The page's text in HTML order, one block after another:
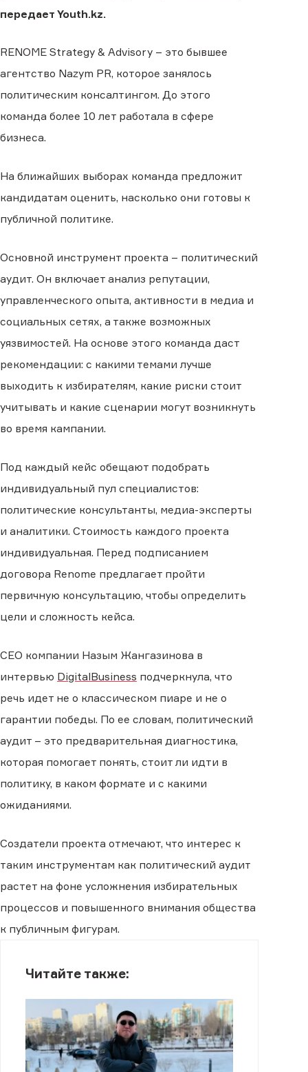
передает Youth.kz.
RENOME Strategy & Advisory – это бывшее
агентство Nazym PR, которое занялось
политическим консалтингом. До этого
команда более 10 лет работала в сфере
бизнеса.
На ближайших выборах команда предложит
кандидатам оценить, насколько они готовы к
публичной политике.
Основной инструмент проекта – политический
аудит. Он включает анализ репутации,
управленческого опыта, активности в медиа и
социальных сетях, а также возможных
уязвимостей. На основе этого команда даст
рекомендации: с какими темами лучше
выходить к избирателям, какие риски стоит
учитывать и какие сценарии могут возникнуть
во время кампании.
Под каждый кейс обещают подобрать
индивидуальный пул специалистов:
политические консультанты, медиа-эксперты
и аналитики. Стоимость каждого проекта
индивидуальная. Перед подписанием
договора Renome предлагает пройти
первичную консультацию, чтобы определить
цели и сложность кейса.
CEO компании Назым Жангазинова в
интервью DigitalBusiness подчеркнула, что
речь идет не о классическом пиаре и не о
гарантии победы. По ее словам, политический
аудит – это предварительная диагностика,
которая помогает понять, стоит ли идти в
политику, в каком формате и с какими
ожиданиями.
Создатели проекта отмечают, что интерес к
таким инструментам как политический аудит
растет на фоне усложнения избирательных
процессов и повышенного внимания общества
к публичным фигурам.
Читайте также: